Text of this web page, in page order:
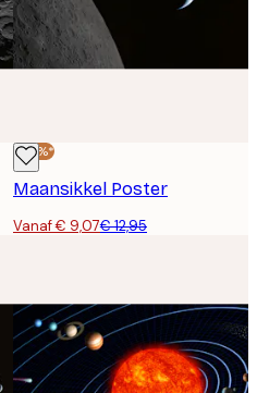
-30%*
Maansikkel Poster
Vanaf € 9,07€ 12,95